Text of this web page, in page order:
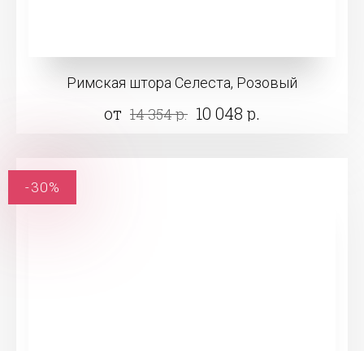
Римская штора Селеста, Розовый
от 14 354 р. 10 048 р.
-30%